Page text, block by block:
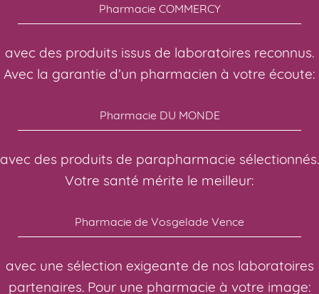
Pharmacie COMMERCY
avec des produits issus de laboratoires reconnus.
Avec la garantie d’un pharmacien à votre écoute:
Pharmacie DU MONDE
avec des produits de parapharmacie sélectionnés.
Votre santé mérite le meilleur:
Pharmacie de Vosgelade Vence
avec une sélection exigeante de nos laboratoires
partenaires. Pour une pharmacie à votre image: